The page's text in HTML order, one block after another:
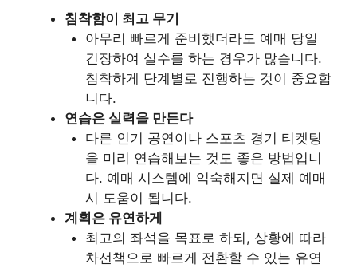
침착함이 최고 무기
아무리 빠르게 준비했더라도 예매 당일
긴장하여 실수를 하는 경우가 많습니다.
침착하게 단계별로 진행하는 것이 중요합
니다.
연습은 실력을 만든다
다른 인기 공연이나 스포츠 경기 티켓팅
을 미리 연습해보는 것도 좋은 방법입니
다. 예매 시스템에 익숙해지면 실제 예매
시 도움이 됩니다.
계획은 유연하게
최고의 좌석을 목표로 하되, 상황에 따라
차선책으로 빠르게 전환할 수 있는 유연